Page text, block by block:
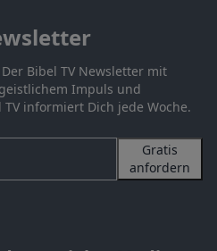
Bibel TV Newsletter mit
Impuls und
informiert Dich jede Woche.
Gratis
anfordern